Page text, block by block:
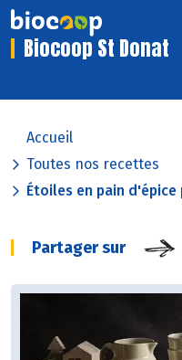
Biocoop St Donat
Accueil
Toutes nos recettes
Étoiles en pain d'épice
Partager sur